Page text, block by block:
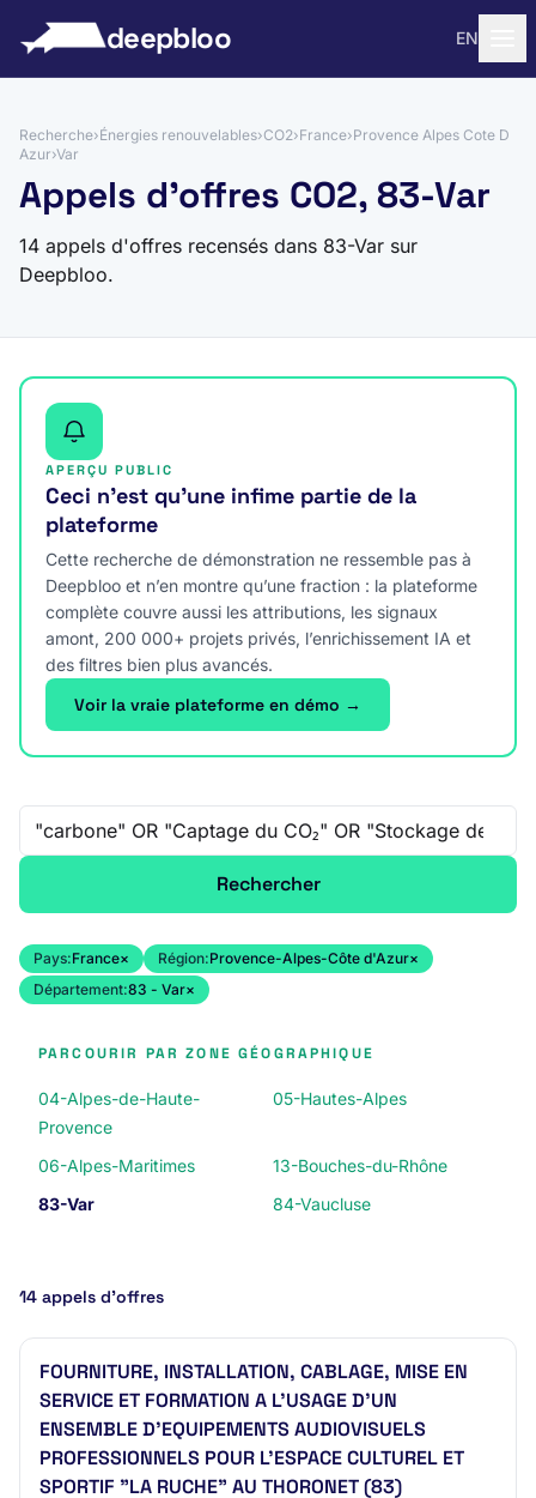
deepbloo EN
Recherche›Énergies renouvelables›CO2›France›Provence Alpes Cote D
Azur›Var
Appels d'offres CO2, 83-Var
14 appels d'offres recensés dans 83-Var sur
Deepbloo.
APERÇU PUBLIC
Ceci n’est qu’une infime partie de la
plateforme
Cette recherche de démonstration ne ressemble pas à
Deepbloo et n’en montre qu’une fraction : la plateforme
complète couvre aussi les attributions, les signaux
amont, 200 000+ projets privés, l’enrichissement IA et
des filtres bien plus avancés.
Voir la vraie plateforme en démo →
Recherche libre
Rechercher
Pays:France× Région:Provence-Alpes-Côte d'Azur×
Département:83 - Var×
PARCOURIR PAR ZONE GÉOGRAPHIQUE
04-Alpes-de-Haute-
Provence
05-Hautes-Alpes
06-Alpes-Maritimes
13-Bouches-du-Rhône
83-Var
84-Vaucluse
14 appels d’offres
FOURNITURE, INSTALLATION, CABLAGE, MISE EN
SERVICE ET FORMATION A L’USAGE D’UN
ENSEMBLE D’EQUIPEMENTS AUDIOVISUELS
PROFESSIONNELS POUR L'ESPACE CULTUREL ET
SPORTIF "LA RUCHE" AU THORONET (83)